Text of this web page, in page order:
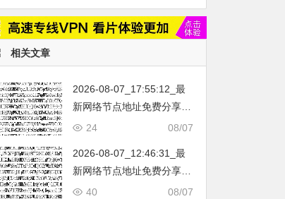
韩国|新加坡|台湾|马来西亚|
…
相关文章
2026-08-07_17:55:12_最
新网络节点地址免费分享…
不定期更新…开放免费分享
韩国|新加坡|台湾|马来西亚|
…
08/07
24
2026-08-07_12:46:31_最
新网络节点地址免费分享…
不定期更新…开放免费分享
08/07
40